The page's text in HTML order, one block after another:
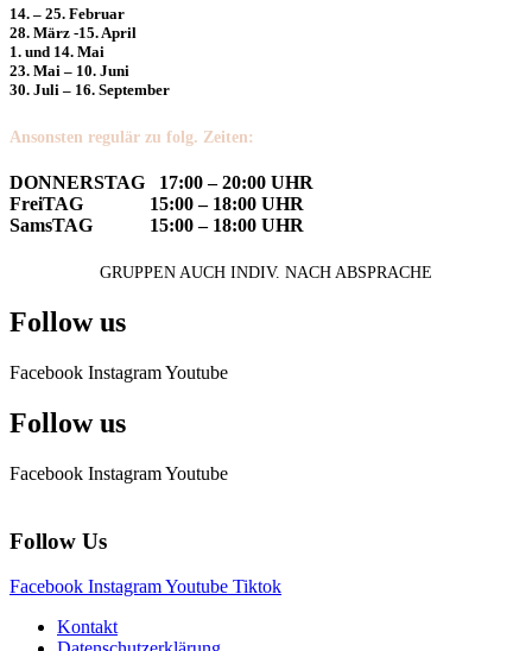
14. – 25. Februar
28. März -15. April
1. und 14. Mai
23. Mai – 10. Juni
30. Juli – 16. September
Ansonsten regulär zu folg. Zeiten:
DONNERSTAG 17:00 – 20:00 UHR
FreiTAG 15:00 – 18:00 UHR
SamsTAG 15:00 – 18:00 UHR
GRUPPEN AUCH INDIV. NACH ABSPRACHE
Follow us
Facebook InstagramYoutube
Follow us
Facebook InstagramYoutube
Follow Us
Facebook InstagramYoutube Tiktok
Kontakt